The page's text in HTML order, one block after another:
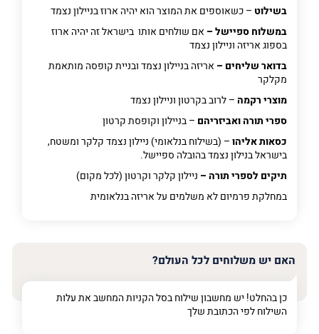
בשילוט – כשאוספים את המוצר הוא יהיה ארוז בניילון נצמד
במשלוח ספיישל – אם שולחים אותו בישראל זה יהיה ארוז
בספוג אריזה וניילון נצמד
בדואר שליחים – אריזה בניילון נצמד ובניית קופסה מותאמת
מקלקר
מוצרי רקמה – לרוב בקרטון וניילון נצמד
ספרי תורה ואביזריהם – בניילון וקופסת קרטון
כסאות אליהו– (בשילוח בנלאומי) ניילון נצמד קלקר ומשטח,
בישראל בנילון נצמד בהובלה ספיישל.
תיקים לספרי תורה – ניילון קלקר וקרטון (לכל מקום)
במחלקת פרמיוםלא משלמים על אריזה בנלאומית
האם יש משלוחים לכל העולם?
כן בהחלט! יש מחשבון שילוח בסל הקניות המחשב את עלות
השילוח לפי הכתובת שלך